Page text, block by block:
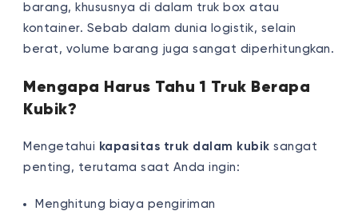
barang, khususnya di dalam truk box atau
kontainer. Sebab dalam dunia logistik, selain
berat, volume barang juga sangat diperhitungkan.
Mengapa Harus Tahu 1 Truk Berapa
Kubik?
Mengetahui kapasitas truk dalam kubik sangat
penting, terutama saat Anda ingin:
Menghitung biaya pengiriman